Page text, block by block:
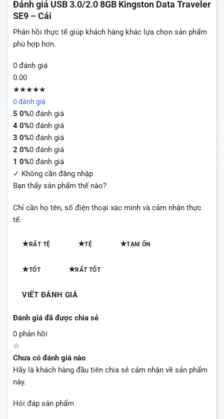
Đánh giá USB 3.0/2.0 8GB Kingston Data Traveler
SE9 – Cái
Phản hồi thực tế giúp khách hàng khác lựa chọn sản phẩm
phù hợp hơn.
0 đánh giá
0.00
★★★★★
0 đánh giá
5 0%0 đánh giá
4 0%0 đánh giá
3 0%0 đánh giá
2 0%0 đánh giá
1 0%0 đánh giá
✓ Không cần đăng nhập
Bạn thấy sản phẩm thế nào?
Chỉ cần họ tên, số điện thoại xác minh và cảm nhận thực
tế.
★RẤT TỆ ★TỆ ★TẠM ỔN
★TỐT ★RẤT TỐT
VIẾT ĐÁNH GIÁ
Đánh giá đã được chia sẻ
0 phản hồi
☆
Chưa có đánh giá nào
Hãy là khách hàng đầu tiên chia sẻ cảm nhận về sản phẩm
này.
Hỏi đáp sản phẩm